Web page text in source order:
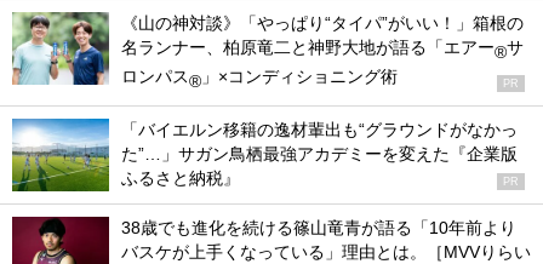
《山の神対談》「やっぱり“タイパ”がいい！」箱根の
名ランナー、柏原竜二と神野大地が語る「エアー®サ
ロンパス® 」×コンディショニング術 PR
「バイエルン移籍の逸材輩出も“グラウンドがなかっ
た”…」サガン鳥栖最強アカデミーを変えた『企業版
ふるさと納税』
PR
38歳でも進化を続ける篠山竜青が語る「10年前より
バスケが上手くなっている」理由とは。［MVVりらい